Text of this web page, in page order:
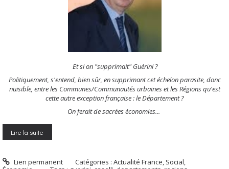
Et si on "supprimait" Guérini ?
Politiquement, s'entend, bien sûr, en supprimant cet échelon parasite, donc
nuisible, entre les Communes/Communautés urbaines et les Régions qu'est
cette autre exception française : le Département ?
On ferait de sacrées économies...
Lire la suite
Lien permanent Catégories :Actualité France, Social,